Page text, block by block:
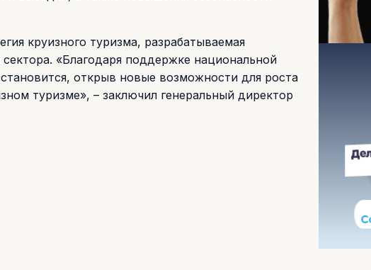
круизного туризма, разрабатываемая
«Благодаря поддержке национальной
открыв новые возможности для роста
туризме», – заключил генеральный директор